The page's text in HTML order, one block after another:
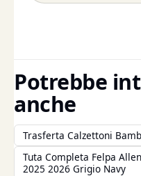
Potrebbe
anche
Trasferta Calzettoni
Tuta Completa Felpa
2025 2026 Grigio Navy